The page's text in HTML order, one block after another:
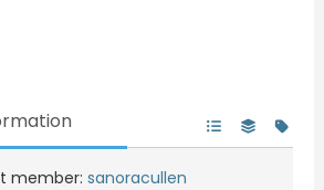
member: sanoracullen